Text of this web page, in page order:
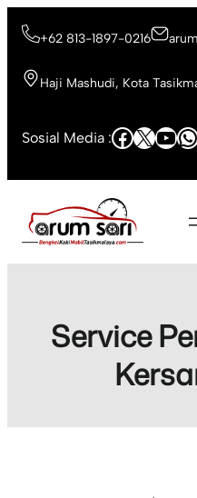
+62 813-1897-0216
Haji Mashudi, Kota
Sosial Media : X
Service